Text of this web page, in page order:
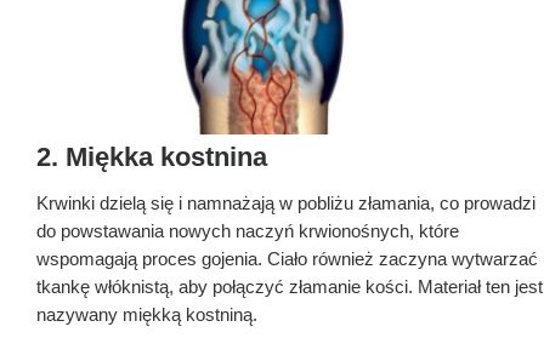
2. Miękka kostnina
Krwinki dzielą się i namnażają w pobliżu złamania, co prowadzi
do powstawania nowych naczyń krwionośnych, które
wspomagają proces gojenia. Ciało również zaczyna wytwarzać
tkankę włóknistą, aby połączyć złamanie kości. Materiał ten jest
nazywany miękką kostniną.